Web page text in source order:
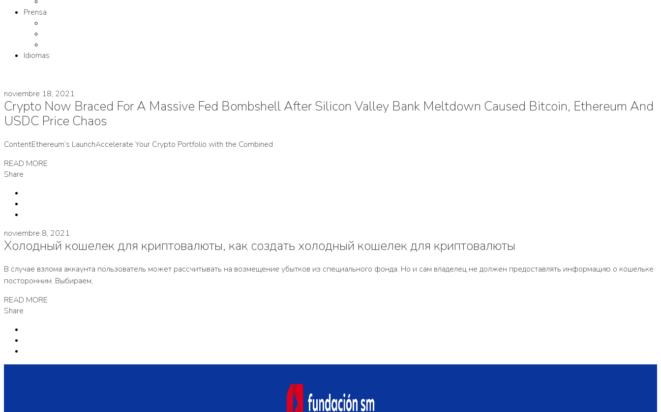
Prensa
Idiomas
noviembre 18, 2021
Crypto Now Braced For A Massive Fed Bombshell After Silicon Valley Bank Meltdown Caused Bitcoin, Ethereum And
USDC Price Chaos
ContentEthereum’s LaunchAccelerate Your Crypto Portfolio with the Combined
READ MORE
Share
noviembre 8, 2021
Холодный кошелек для криптовалюты, как создать холодный кошелек для криптовалюты
В случае взлома аккаунта пользователь может рассчитывать на возмещение убытков из специального фонда. Но и сам владелец не должен предоставлять информацию о кошельке
посторонним. Выбираем,
READ MORE
Share